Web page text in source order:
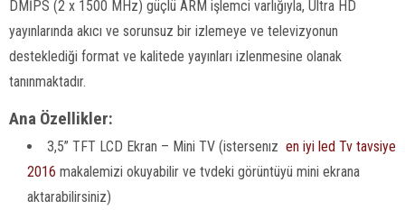
DMİPS (2 x 1500 MHz) güçlü ARM işlemci varlığıyla, Ultra HD
yayınlarında akıcı ve sorunsuz bir izlemeye ve televizyonun
desteklediği format ve kalitede yayınları izlenmesine olanak
tanınmaktadır.
Ana Özellikler:
3,5” TFT LCD Ekran – Mini TV (istersenız en iyi led Tv tavsiye
2016 makalemizi okuyabilir ve tvdeki görüntüyü mini ekrana
aktarabilirsiniz)